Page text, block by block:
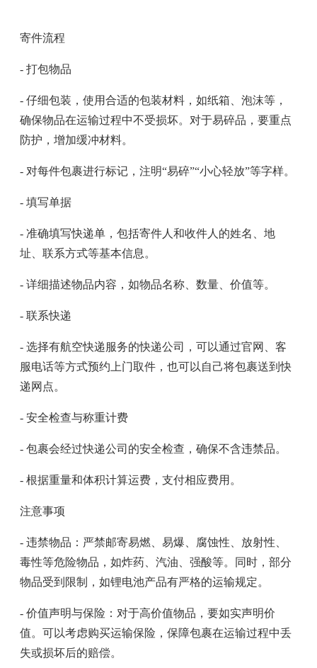
寄件流程
- 打包物品
- 仔细包装，使用合适的包装材料，如纸箱、泡沫等，
确保物品在运输过程中不受损坏。对于易碎品，要重点
防护，增加缓冲材料。
- 对每件包裹进行标记，注明“易碎”“小心轻放”等字样。
- 填写单据
- 准确填写快递单，包括寄件人和收件人的姓名、地
址、联系方式等基本信息。
- 详细描述物品内容，如物品名称、数量、价值等。
- 联系快递
- 选择有航空快递服务的快递公司，可以通过官网、客
服电话等方式预约上门取件，也可以自己将包裹送到快
递网点。
- 安全检查与称重计费
- 包裹会经过快递公司的安全检查，确保不含违禁品。
- 根据重量和体积计算运费，支付相应费用。
注意事项
- 违禁物品：严禁邮寄易燃、易爆、腐蚀性、放射性、
毒性等危险物品，如炸药、汽油、强酸等。同时，部分
物品受到限制，如锂电池产品有严格的运输规定。
- 价值声明与保险：对于高价值物品，要如实声明价
值。可以考虑购买运输保险，保障包裹在运输过程中丢
失或损坏后的赔偿。